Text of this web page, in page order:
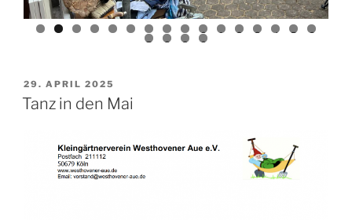
0 1 2 3 4 5 6
7 8 9 0
VERÖFFENTLICHT
AM
29. APRIL 2025
Tanz in den Mai